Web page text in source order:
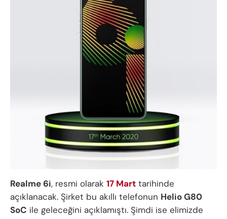
Realme 6i, resmi olarak 17 Mart tarihinde
açıklanacak. Şirket bu akıllı telefonun Helio G80
SoC ile geleceğini açıklamıştı. Şimdi ise elimizde